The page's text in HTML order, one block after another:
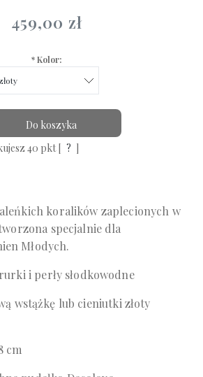
459,00 zł
*Kolor:
Do koszyka
40 pkt [ ? ]
koralików zaplecionych w
specjalnie dla
Młodych.
i perły słodkowodne
wstążkę lub cieniutki złoty
cm